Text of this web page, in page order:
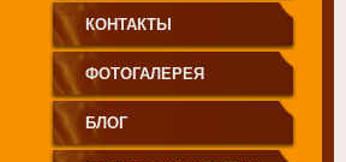
КОНТАКТЫ
ФОТОГАЛЕРЕЯ
БЛОГ